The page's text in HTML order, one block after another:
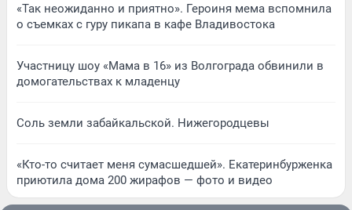
«Так неожиданно и приятно». Героиня мема вспомнила
о съемках с гуру пикапа в кафе Владивостока
Участницу шоу «Мама в 16» из Волгограда обвинили в
домогательствах к младенцу
Соль земли забайкальской. Нижегородцевы
«Кто-то считает меня сумасшедшей». Екатеринбурженка
приютила дома 200 жирафов — фото и видео